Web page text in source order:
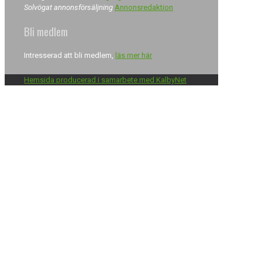
Solvögat annonsförsäljning Annonsredaktion
Bli medlem
Intresserad att bli medlem, läs mer här
Hemsida producerad i samarbete med KalbyNet